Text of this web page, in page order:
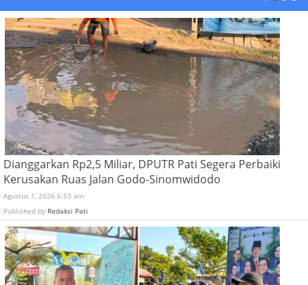
Dianggarkan Rp2,5 Miliar, DPUTR Pati Segera Perbaiki
Kerusakan Ruas Jalan Godo-Sinomwidodo
Agustus 1, 2026 6:53 am
Published by Redaksi Pati